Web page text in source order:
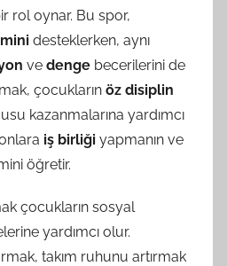
rol oynar. Bu spor,
desteklerken, aynı
ve denge becerilerini de
çocukların öz disiplin
kazanmalarına yardımcı
iş birliği yapmanın ve
öğretir.
çocukların sosyal
yardımcı olur.
takım ruhunu artırmak